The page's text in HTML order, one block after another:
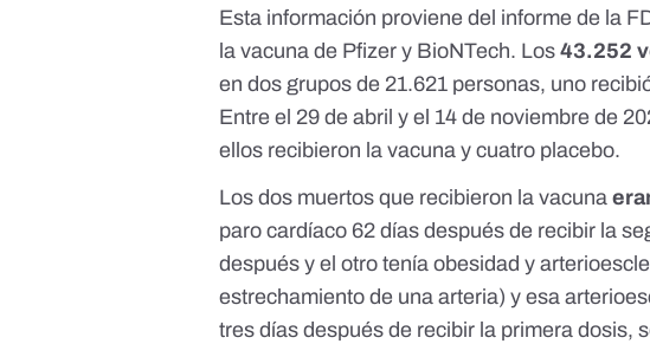
Esta información proviene del informe de la
la vacuna de Pfizer y BioNTech. Los43.252
en dos grupos de 21.621 personas, uno
Entre el 29 de abril y el 14 de noviembre de
ellos recibieron la vacuna y cuatro placebo.
Los dos muertos que recibieron la vacuna
paro cardíaco 62 días después de recibir la
después y el otro tenía obesidad y
estrechamiento de una arteria) y esa
tres días después de recibir la primera dosis,